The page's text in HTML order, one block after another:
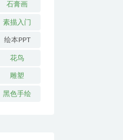
石膏画
素描入门
绘本PPT
花鸟
雕塑
黑色手绘